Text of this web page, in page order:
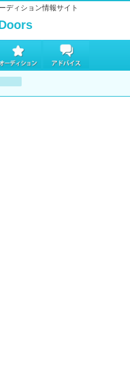
ディション情報サイト